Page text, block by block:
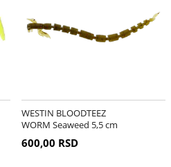
WESTIN BLOODTEEZ
WORM Seaweed 5,5 cm
600,00 RSD